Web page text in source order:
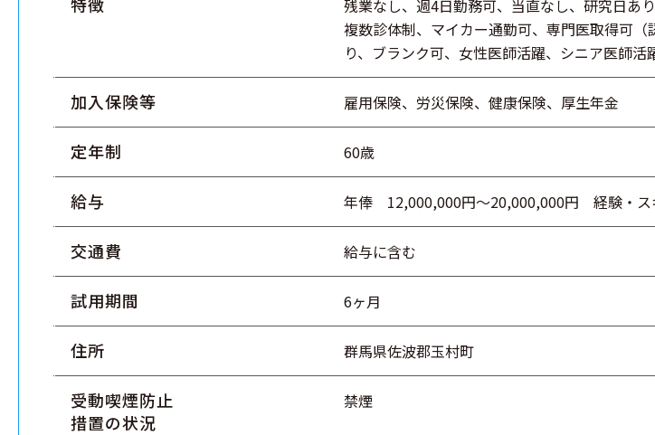
残業なし、週4日勤務可、当直なし、研究日あ
複数診体制、マイカー通勤可、専門医取得可
り、ブランク可、女性医師活躍、シニア医師活
加入保険等 雇用保険、労災保険、健康保険、厚生年金
定年制 60歳
給与 年俸 12,000,000円～20,000,000円 経験・ス
交通費 給与に含む
試用期間 6ヶ月
住所 群馬県佐波郡玉村町
受動喫煙防止
措置の状況
禁煙